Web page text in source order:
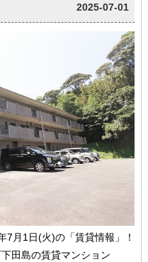
2025-07-01
7月1日(火)の「賃貸情報」！
田島の賃貸マンション